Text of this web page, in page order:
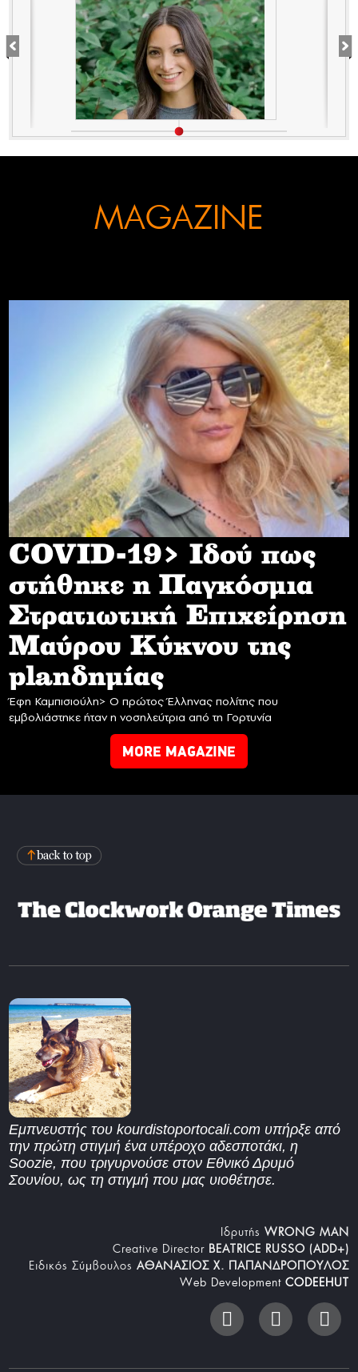
Seaman εκτός από όμορφη
πλουτίζει πουλώντας ελιές
από τη Καλαμάτα
MAGAZINE
COVID-19> Iδού πως
στήθηκε η Παγκόσμια
Στρατιωτική Επιχείρηση
Mαύρου Κύκνου της
planδημίας
Έφη Καμπισιούλη> Ο πρώτος Έλληνας πολίτης που
εμβολιάστηκε ήταν η νοσηλεύτρια από τη Γορτυνία
MORE MAGAZINE
Εμπνευστής του kourdistoportocali.com υπήρξε από
την πρώτη στιγμή ένα υπέροχο αδεσποτάκι, η
Soozie, που τριγυρνούσε στον Εθνικό Δρυμό
Σουνίου, ως τη στιγμή που μας υιοθέτησε.
Iδρυτής WRONG MAN
Creative Director BEATRICE RUSSO (ADD+)
Ειδικός Σύμβουλος ΑΘΑΝΑΣΙΟΣ Χ. ΠΑΠΑΝΔΡΟΠΟΥΛΟΣ
Web Development CODEEHUT